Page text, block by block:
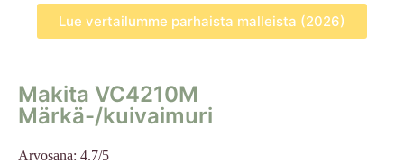
Lue vertailumme parhaista malleista (2026)
Makita VC4210M
Märkä-/kuivaimuri
Arvosana: 4.7/5